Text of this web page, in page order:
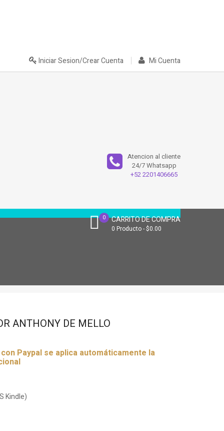
Mi Cuenta
Iniciar Sesion/Crear Cuenta
CARRITO DE COMPRA
0
0 Producto $0.00
Atencion al cliente
24/7 Whatsapp
+52 2201406665
ANTHONY DE MELLO
Paypal se aplica automáticamente la
Kindle)